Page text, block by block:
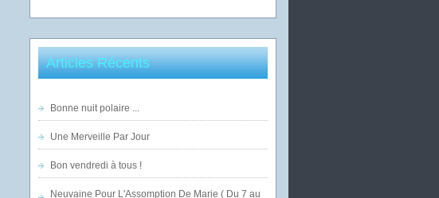
Articles Récents
Bonne nuit polaire ...
Une Merveille Par Jour
Bon vendredi à tous !
Neuvaine Pour L'Assomption De Marie ( Du 7 au